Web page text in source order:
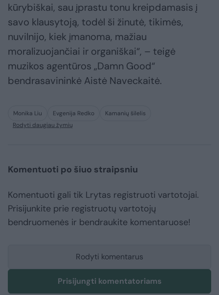
kūrybiškai, sau įprastu tonu kreipdamasis į
savo klausytoją, todėl ši žinutė, tikimės,
nuvilnijo, kiek įmanoma, mažiau
moralizuojančiai ir organiškai“, – teigė
muzikos agentūros „Damn Good“
bendrasavininkė Aistė Naveckaitė.
Monika Liu Evgenija Redko
Kamanių šilelis
Rodyti daugiau žymių
Komentuoti po šiuo straipsniu
Komentuoti gali tik Lrytas registruoti vartotojai.
Prisijunkite prie registruotų vartotojų
bendruomenės ir bendraukite komentaruose!
Rodyti komentarus
Prisijungti komentatoriams